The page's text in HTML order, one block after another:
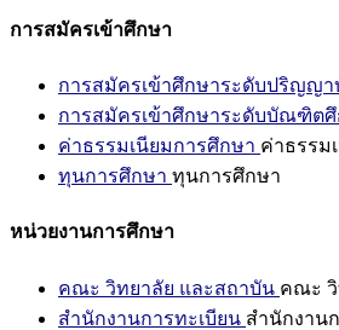
การสมัครเข้าศึกษา
การสมัครเข้าศึกษาระดับปริญญ
การสมัครเข้าศึกษาระดับบัณฑิต
ค่าธรรมเนียมการศึกษา ค่าธรรม
ทุนการศึกษา ทุนการศึกษา
หน่วยงานการศึกษา
คณะ วิทยาลัย และสถาบัน คณะ
สำนักงานการทะเบียน สำนักงาน